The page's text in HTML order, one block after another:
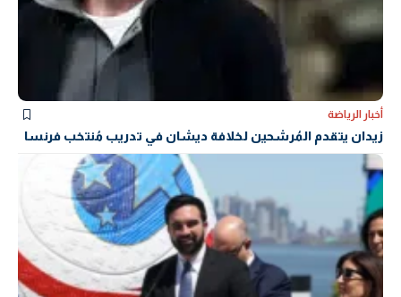
أخبار الرياضة
زيدان يتقدم المُرشحين لخلافة ديشان في تدريب مُنتخب فرنسا